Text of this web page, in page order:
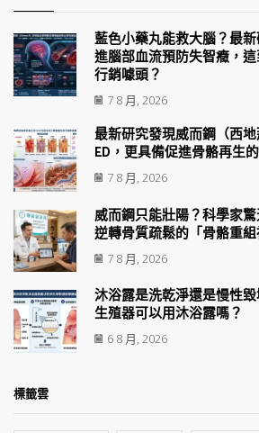
藍色小藥丸能救大腦？最
進腦部血流預防失智癥，
行銷噱頭？
7 8 月, 2026
最新研究發現威而鋼（西
ED，更具備促進骨骼再生
7 8 月, 2026
威而鋼只能壯陽？科學家
逆轉骨質疏鬆的「骨骼重
7 8 月, 2026
沐浴露是洗乾淨還是慢性
生殖器可以用沐浴露嗎？
6 8 月, 2026
標籤雲